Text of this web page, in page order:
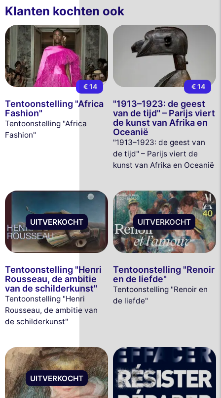
Klanten kochten ook
€ 14
Tentoonstelling "Africa
Fashion"
Tentoonstelling "Africa
Fashion"
€ 14
"1913–1923: de geest
van de tijd" – Parijs viert
de kunst van Afrika en
Oceanië
"1913–1923: de geest van
de tijd" – Parijs viert de
kunst van Afrika en Oceanië
UITVERKOCHT
Tentoonstelling "Henri
Rousseau, de ambitie
van de schilderkunst"
Tentoonstelling "Henri
Rousseau, de ambitie van
de schilderkunst"
UITVERKOCHT
Tentoonstelling "Renoir
en de liefde"
Tentoonstelling "Renoir en
de liefde"
UITVERKOCHT